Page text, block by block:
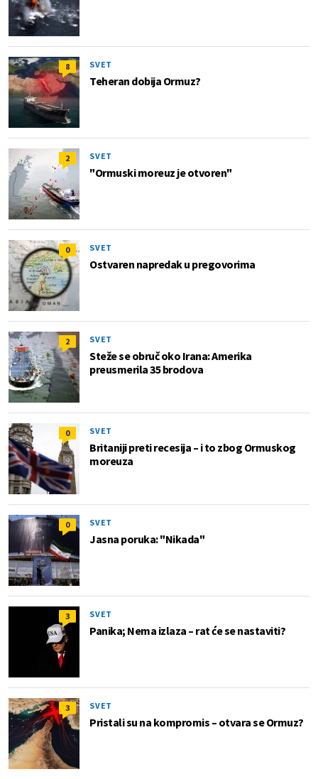
8 SVET
Teheran dobija Ormuz?
2 SVET
"Ormuski moreuz je otvoren"
0 SVET
Ostvaren napredak u pregovorima
2 SVET
Steže se obruč oko Irana: Amerika
preusmerila 35 brodova
0 SVET
Britaniji preti recesija – i to zbog Ormuskog
moreuza
0 SVET
Jasna poruka: "Nikada"
3 SVET
Panika; Nema izlaza – rat će se nastaviti?
3 SVET
Pristali su na kompromis – otvara se Ormuz?